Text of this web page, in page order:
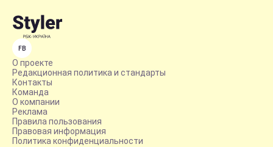
FB
О проекте
Редакционная политика и стандарты
Контакты
Команда
О компании
Реклама
Правила пользования
Правовая информация
Политика конфиденциальности